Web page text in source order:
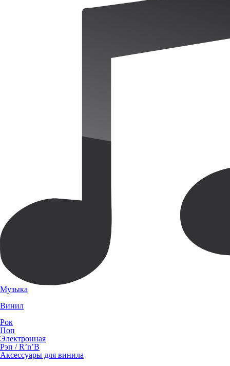
Музыка
Винил
Рок
Поп
Электронная
Рэп / R’n’B
Аксессуары для винила